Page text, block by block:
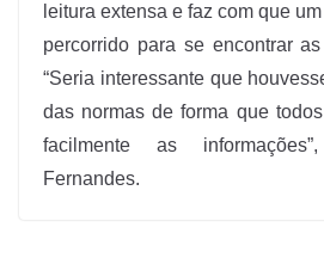
leitura extensa e faz com que
percorrido para se encontrar
“Seria interessante que
das normas de forma que
facilmente as
Fernandes.